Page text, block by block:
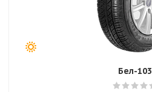
Бел-103